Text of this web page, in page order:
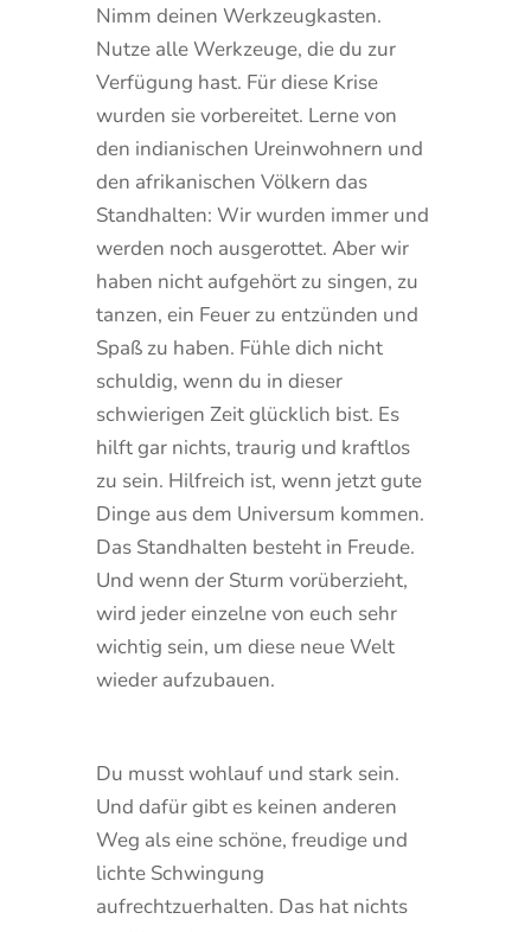
Nimm deinen Werkzeugkasten.
Nutze alle Werkzeuge, die du zur
Verfügung hast. Für diese Krise
wurden sie vorbereitet. Lerne von
den indianischen Ureinwohnern und
den afrikanischen Völkern das
Standhalten: Wir wurden immer und
werden noch ausgerottet. Aber wir
haben nicht aufgehört zu singen, zu
tanzen, ein Feuer zu entzünden und
Spaß zu haben. Fühle dich nicht
schuldig, wenn du in dieser
schwierigen Zeit glücklich bist. Es
hilft gar nichts, traurig und kraftlos
zu sein. Hilfreich ist, wenn jetzt gute
Dinge aus dem Universum kommen.
Das Standhalten besteht in Freude.
Und wenn der Sturm vorüberzieht,
wird jeder einzelne von euch sehr
wichtig sein, um diese neue Welt
wieder aufzubauen.
Du musst wohlauf und stark sein.
Und dafür gibt es keinen anderen
Weg als eine schöne, freudige und
lichte Schwingung
aufrechtzuerhalten. Das hat nichts